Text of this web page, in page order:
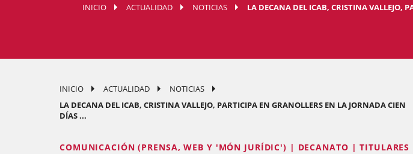
INICIO ACTUALIDAD NOTICIAS LA DECANA DEL ICAB, CRISTINA VALLEJO,
INICIO ACTUALIDAD
NOTICIAS
LA DECANA DEL ICAB, CRISTINA VALLEJO, PARTICIPA EN GRANOLLERS EN LA JORNADA CIEN
DÍAS ...
COMUNICACIÓN (PRENSA, WEB Y 'MÓN JURÍDIC') | DECANATO | TITULARES